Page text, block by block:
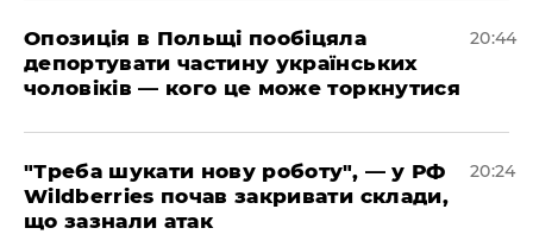
​Опозиція в Польщі пообіцяла
депортувати частину українських
чоловіків — кого це може торкнутися
20:44
​"Треба шукати нову роботу", — у РФ
Wildberries почав закривати склади,
що зазнали атак
20:24